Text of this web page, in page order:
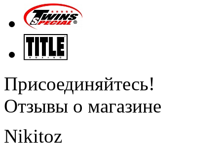
Присоединяйтесь!
Отзывы о магазине
Nikitoz